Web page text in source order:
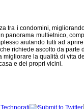
tra i condomini,
multietnico,
aiutando tutti ad
richiede ascolto da parte
la qualità di vita
e dei propri vicini.